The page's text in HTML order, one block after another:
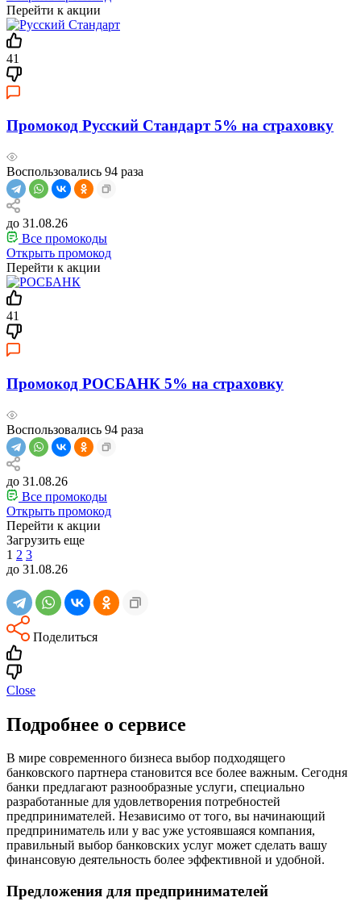
Перейти к акции
41
Промокод Русский Стандарт 5% на страховку
Воспользовались 94 раза
до 31.08.26
Все промокоды
Открыть промокод
Перейти к акции
41
Промокод РОСБАНК 5% на страховку
Воспользовались 94 раза
до 31.08.26
Все промокоды
Открыть промокод
Перейти к акции
Загрузить еще
1 2 3
до 31.08.26
Поделиться
Close
Подробнее о сервисе
В мире современного бизнеса выбор подходящего
банковского партнера становится все более важным. Сегодня
банки предлагают разнообразные услуги, специально
разработанные для удовлетворения потребностей
предпринимателей. Независимо от того, вы начинающий
предприниматель или у вас уже устоявшаяся компания,
правильный выбор банковских услуг может сделать вашу
финансовую деятельность более эффективной и удобной.
Предложения для предпринимателей